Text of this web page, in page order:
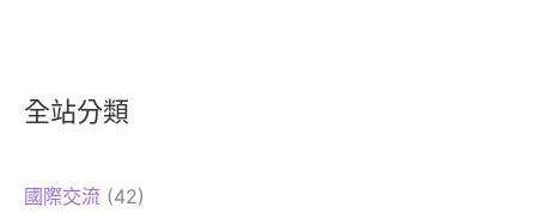
全站分類
國際交流 (42)